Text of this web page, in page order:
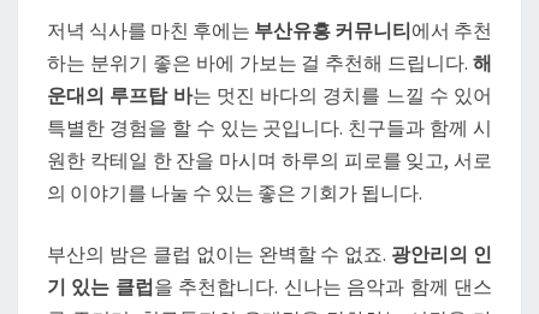
에
서
재
밌
는
코
추
천
저녁 식사를 마친 후에는 부산유흥 커뮤니티에서 추천
하는 분위기 좋은 바에 가보는 걸 추천해 드립니다. 해
운대의 루프탑 바는 멋진 바다의 경치를 느낄 수 있어
특별한 경험을 할 수 있는 곳입니다. 친구들과 함께 시
원한 칵테일 한 잔을 마시며 하루의 피로를 잊고, 서로
의 이야기를 나눌 수 있는 좋은 기회가 됩니다.
부산의 밤은 클럽 없이는 완벽할 수 없죠. 광안리의 인
기 있는 클럽을 추천합니다. 신나는 음악과 함께 댄스